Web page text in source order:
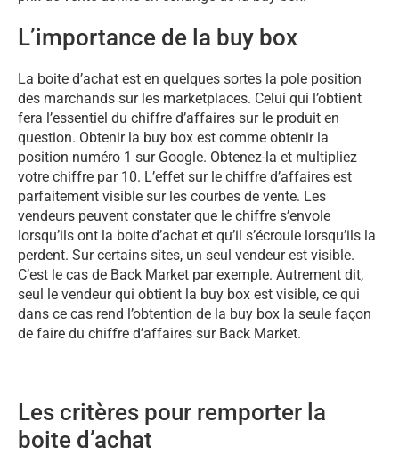
L’importance de la buy box
La boite d’achat est en quelques sortes la pole position
des marchands sur les marketplaces. Celui qui l’obtient
fera l’essentiel du chiffre d’affaires sur le produit en
question. Obtenir la buy box est comme obtenir la
position numéro 1 sur Google. Obtenez-la et multipliez
votre chiffre par 10. L’effet sur le chiffre d’affaires est
parfaitement visible sur les courbes de vente. Les
vendeurs peuvent constater que le chiffre s’envole
lorsqu’ils ont la boite d’achat et qu’il s’écroule lorsqu’ils la
perdent. Sur certains sites, un seul vendeur est visible.
C’est le cas de Back Market par exemple. Autrement dit,
seul le vendeur qui obtient la buy box est visible, ce qui
dans ce cas rend l’obtention de la buy box la seule façon
de faire du chiffre d’affaires sur Back Market.
Les critères pour remporter la
boite d’achat